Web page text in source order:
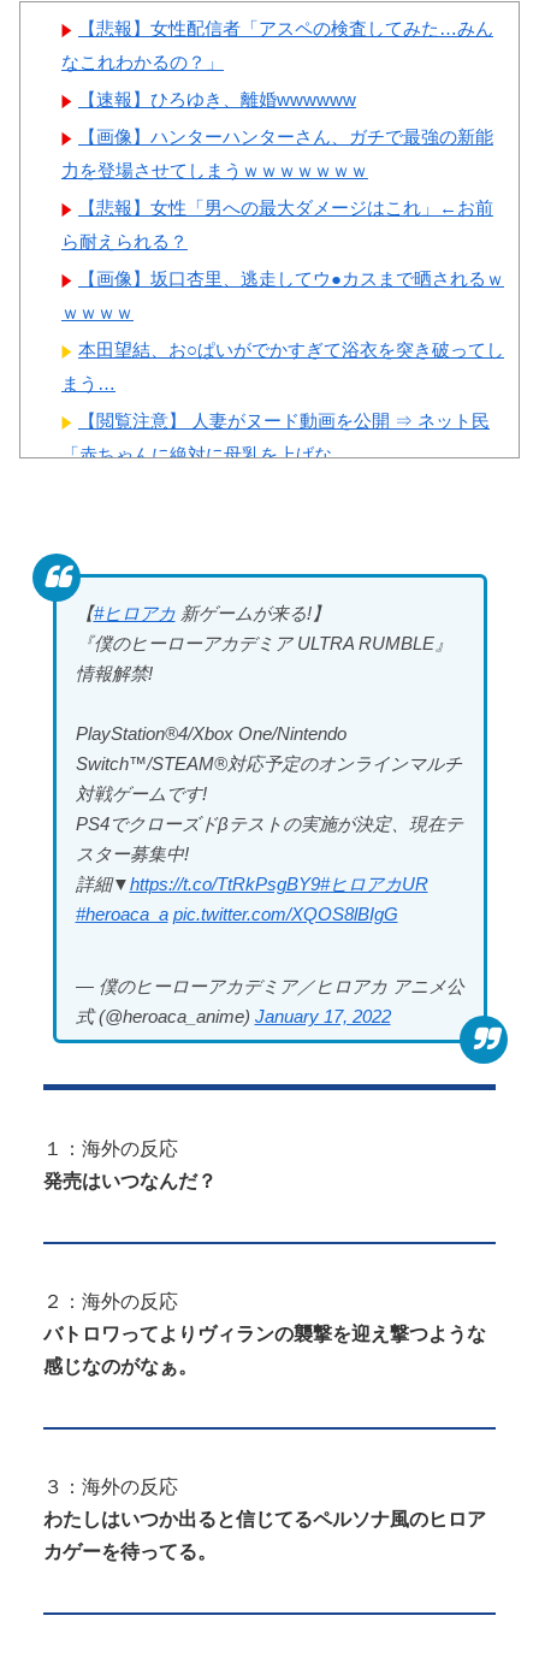
本の対応のスピードに世界が衝
【画像】顔100点、体30点の
の恥だ」「2002年まで疑う価値
果」
界の勢力図を変えたと言われる
のが面白い…（ﾌﾞﾙﾌﾞﾙ」＝韓
韓国人「韓国サッカー協会関
係者が『不適切接待は慣行だっ
【悲報】女性配信者「アスペの検査してみた…みん
なこれわかるの？」
【速報】ひろゆき、離婚wwwwww
【画像】ハンターハンターさん、ガチで最強の新能
力を登場させてしまうｗｗｗｗｗｗｗ
【悲報】女性「男への最大ダメージはこれ」←お前
ら耐えられる？
【画像】坂口杏里、逃走してウ●カスまで晒されるｗ
ｗｗｗｗ
本田望結、お○ぱいがでかすぎて浴衣を突き破ってし
まう…
【閲覧注意】 人妻がヌード動画を公開 ⇒ ネット民
「赤ちゃんに絶対に母乳を上げな...
【悲報】 中国、橋の欄干が強風一発で粉々に 鉄筋ゼ
ロ 当局「接着剤でくっつけただ...
PTA会長「PTA参加拒否した親へ最終警告。こうなっ
てもいい？」
Powered by livedoor 相互RSS
【#ヒロアカ新ゲームが来る!】
『僕のヒーローアカデミア ULTRA RUMBLE』
情報解禁!
PlayStation®4/Xbox One/Nintendo
Switch™/STEAM®対応予定のオンラインマルチ
対戦ゲームです!
PS4でクローズドβテストの実施が決定、現在テ
スター募集中!
詳細▼https://t.co/TtRkPsgBY9#ヒロアカUR
#heroaca_a pic.twitter.com/XQOS8lBIgG
— 僕のヒーローアカデミア／ヒロアカ アニメ公
式 (@heroaca_anime) January 17, 2022
１：海外の反応
発売はいつなんだ？
２：海外の反応
バトロワってよりヴィランの襲撃を迎え撃つような
感じなのがなぁ。
３：海外の反応
わたしはいつか出ると信じてるペルソナ風のヒロア
カゲーを待ってる。